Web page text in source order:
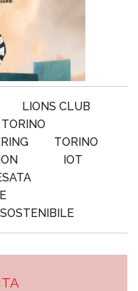
LIONS CLUB
TORINO
IOT